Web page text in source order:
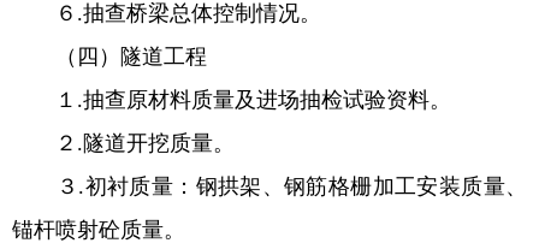
６.抽查桥梁总体控制情况。
（四）隧道工程
１.抽查原材料质量及进场抽检试验资料。
２.隧道开挖质量。
３.初衬质量：钢拱架、钢筋格栅加工安装质量、
锚杆喷射砼质量。